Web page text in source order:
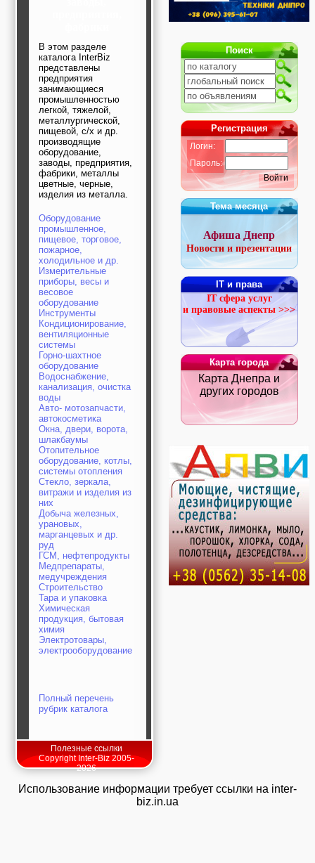
тренинги, семинары,
повышение
квалификации
Промышленное
оборудование:
заводы, предприятия,
фабрики, легкая
промышленность,
металлургия
Развлечения и
активный отдых:
спортклубы, фитнес,
бильярд, боулинг,
кино, спорттовары,
экстим
ремонт: проектные
работы,
строительные и
отделочные
материалы,
строительные
машины и техника,
все для
коммуникаций
Туризм, отдых,
путешествия,
авиакомпании, ж/д
перевозки,
пансионаты, отели,
гостинницы
Трудоустройство,
кадровые агентства,
крюининг
Программирование
сайта
В этом разделе
каталога InterBiz
представлены
предприятия
занимающиеся
промышленностью
легкой, тяжелой,
металлургической,
пищевой, с/х и др.
производящие
оборудование,
заводы, предприятия,
фабрики, металлы
цветные, черные,
изделия из металла.
Оборудование
промышленное,
пищевое, торговое,
пожарное,
холодильное и др.
Измерительные
приборы, весы и
весовое
оборудование
Инструменты
Кондиционирование,
вентиляционные
системы
Горно-шахтное
оборудование
Водоснабжение,
канализация, очистка
воды
Авто- мотозапчасти,
автокосметика
Окна, двери, ворота,
шлакбаумы
Отопительное
оборудование, котлы,
системы отопления
Стекло, зеркала,
витражи и изделия из
них
Добыча железных,
урановых,
марганцевых и др.
руд
ГСМ, нефтепродукты
Медпрепараты,
медучреждения
Строительство
Тара и упаковка
Химическая
продукция, бытовая
химия
Электротовары,
электрооборудование
Полный перечень
рубрик каталога
Полезные ссылки
Copyright Inter-Biz 2005-
2026
Поиск
Регистрация
Логин:
Пароль:
Войти
Тема месяца
Афиша Днепр
Новости и презентации
IT и права
IT сфера услуг
и правовые аспекты >>>
Карта города
Карта Днепра и
других городов
Использование информации требует ссылки на inter-
biz.in.ua